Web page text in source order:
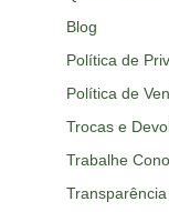
Blog
Política de
Política de
Trocas e
Trabalhe
Transparência